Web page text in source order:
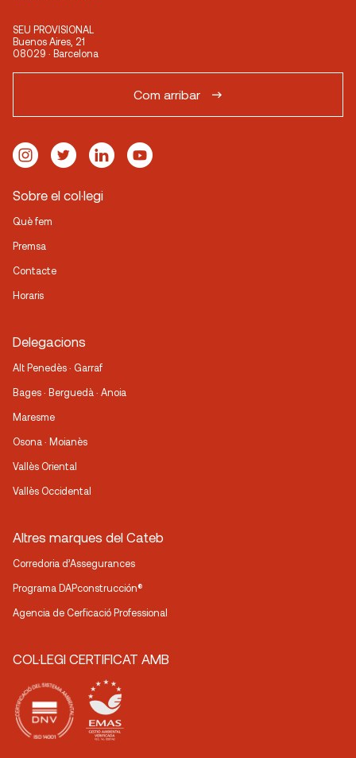
SEU PROVISIONAL
Buenos Aires, 21
08029 · Barcelona
Com arribar
Sobre el col·legi
Què fem
Premsa
Contacte
Horaris
Delegacions
Alt Penedès · Garraf
Bages · Berguedà · Anoia
Maresme
Osona · Moianès
Vallès Oriental
Vallès Occidental
Altres marques del Cateb
Corredoria d’Assegurances
Programa DAPconstrucción®
Agencia de Cerficació Professional
COL·LEGI CERTIFICAT AMB